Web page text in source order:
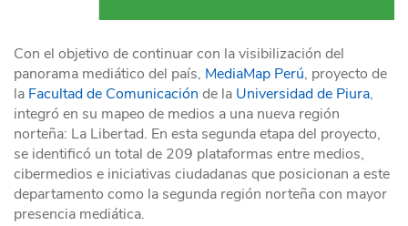
Con el objetivo de continuar con la visibilización del
panorama mediático del país, MediaMap Perú, proyecto de
la Facultad de Comunicación de la Universidad de Piura,
integró en su mapeo de medios a una nueva región
norteña: La Libertad. En esta segunda etapa del proyecto,
se identificó un total de 209 plataformas entre medios,
cibermedios e iniciativas ciudadanas que posicionan a este
departamento como la segunda región norteña con mayor
presencia mediática.